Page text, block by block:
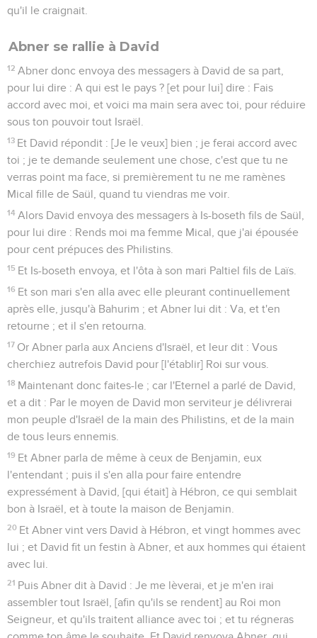
qu'il le craignait.
Abner se rallie à David
12 Abner donc envoya des messagers à David de sa part,
pour lui dire : A qui est le pays ? [et pour lui] dire : Fais
accord avec moi, et voici ma main sera avec toi, pour réduire
sous ton pouvoir tout Israël.
13 Et David répondit : [Je le veux] bien ; je ferai accord avec
toi ; je te demande seulement une chose, c'est que tu ne
verras point ma face, si premièrement tu ne me ramènes
Mical fille de Saül, quand tu viendras me voir.
14 Alors David envoya des messagers à Is-boseth fils de Saül,
pour lui dire : Rends moi ma femme Mical, que j'ai épousée
pour cent prépuces des Philistins.
15 Et Is-boseth envoya, et l'ôta à son mari Paltiel fils de Laïs.
16 Et son mari s'en alla avec elle pleurant continuellement
après elle, jusqu'à Bahurim ; et Abner lui dit : Va, et t'en
retourne ; et il s'en retourna.
17 Or Abner parla aux Anciens d'Israël, et leur dit : Vous
cherchiez autrefois David pour [l'établir] Roi sur vous.
18 Maintenant donc faites-le ; car l'Eternel a parlé de David,
et a dit : Par le moyen de David mon serviteur je délivrerai
mon peuple d'Israël de la main des Philistins, et de la main
de tous leurs ennemis.
19 Et Abner parla de même à ceux de Benjamin, eux
l'entendant ; puis il s'en alla pour faire entendre
expressément à David, [qui était] à Hébron, ce qui semblait
bon à Israël, et à toute la maison de Benjamin.
20 Et Abner vint vers David à Hébron, et vingt hommes avec
lui ; et David fit un festin à Abner, et aux hommes qui étaient
avec lui.
21 Puis Abner dit à David : Je me lèverai, et je m'en irai
assembler tout Israël, [afin qu'ils se rendent] au Roi mon
Seigneur, et qu'ils traitent alliance avec toi ; et tu régneras